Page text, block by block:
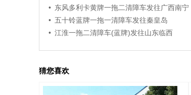
• 东风多利卡黄牌一拖二清障车发往广西南宁
• 五十铃蓝牌一拖一清障车发往秦皇岛
• 江淮一拖二清障车(蓝牌)发往山东临西
猜您喜欢